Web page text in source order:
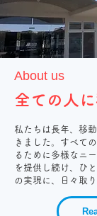
About us
全ての人
私たちは長年、移
きました。 すべて
るために多様なニ
を提供し続け、ひ
の実現に、日々取